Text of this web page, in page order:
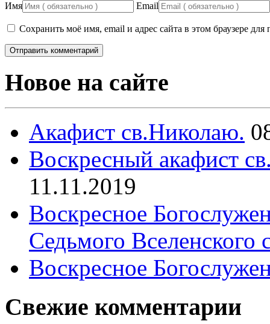
Имя Email
Сохранить моё имя, email и адрес сайта в этом браузере
Новое на сайте
Акафист св.Николаю.
Воскресный акафист
11.11.2019
Воскресное
Седьмого Вселенского
Воскресное
Свежие комментарии